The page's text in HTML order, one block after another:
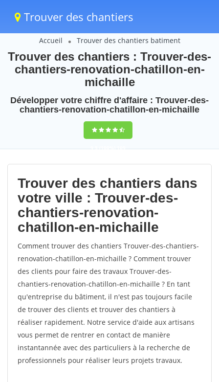
Trouver des chantiers
Accueil Trouver des chantiers batiment
Trouver des chantiers : Trouver-des-
chantiers-renovation-chatillon-en-
michaille
Développer votre chiffre d'affaire : Trouver-des-
chantiers-renovation-chatillon-en-michaille
9,5(100%)109
votes
Trouver des chantiers dans
votre ville : Trouver-des-
chantiers-renovation-
chatillon-en-michaille
Comment trouver des chantiers Trouver-des-chantiers-
renovation-chatillon-en-michaille ? Comment trouver
des clients pour faire des travaux Trouver-des-
chantiers-renovation-chatillon-en-michaille ? En tant
qu'entreprise du bâtiment, il n'est pas toujours facile
de trouver des clients et trouver des chantiers à
réaliser rapidement. Notre service d'aide aux artisans
vous permet de rentrer en contact de manière
instantannée avec des particuliers à la recherche de
professionnels pour réaliser leurs projets travaux.